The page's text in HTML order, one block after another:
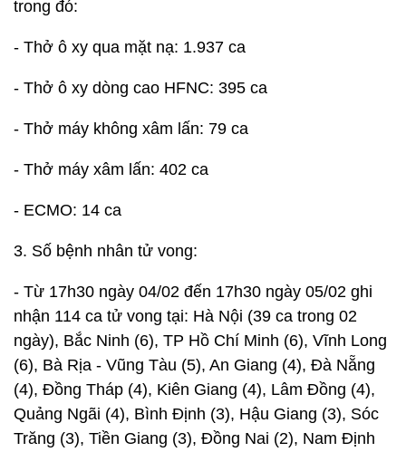
trong đó:
- Thở ô xy qua mặt nạ: 1.937 ca
- Thở ô xy dòng cao HFNC: 395 ca
- Thở máy không xâm lấn: 79 ca
- Thở máy xâm lấn: 402 ca
- ECMO: 14 ca
3. Số bệnh nhân tử vong:
- Từ 17h30 ngày 04/02 đến 17h30 ngày 05/02 ghi
nhận 114 ca tử vong tại: Hà Nội (39 ca trong 02
ngày), Bắc Ninh (6), TP Hồ Chí Minh (6), Vĩnh Long
(6), Bà Rịa - Vũng Tàu (5), An Giang (4), Đà Nẵng
(4), Đồng Tháp (4), Kiên Giang (4), Lâm Đồng (4),
Quảng Ngãi (4), Bình Định (3), Hậu Giang (3), Sóc
Trăng (3), Tiền Giang (3), Đồng Nai (2), Nam Định